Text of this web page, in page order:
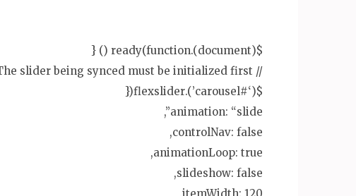
$(document).ready(function () {
// The slider being synced must be initialized first
$(‘#carousel’).flexslider({
animation: “slide”,
controlNav: false,
animationLoop: true,
slideshow: false,
itemWidth: 120,